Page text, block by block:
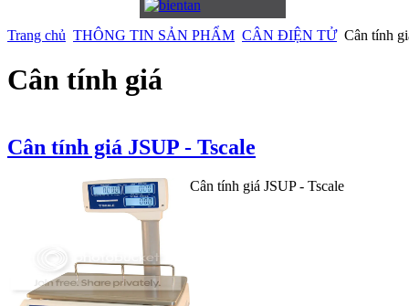
Trang chủ THÔNG TIN SẢN PHẨM CÂN ĐIỆN TỬ Cân tính
Cân tính giá
Cân tính giá JSUP - Tscale
Cân tính giá JSUP - Tscale